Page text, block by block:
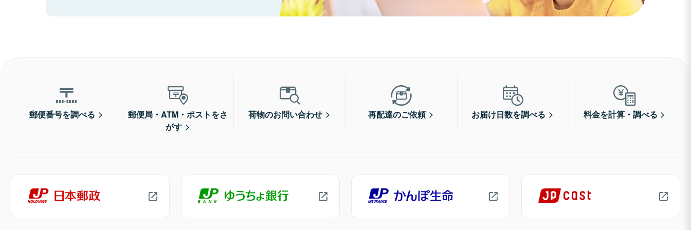
郵便番号を調べる
郵便局・ATM・ポストをさ
がす
荷物のお問い合わせ 再配達のご依頼 お届け日数を調べる 料金を計算・調べる